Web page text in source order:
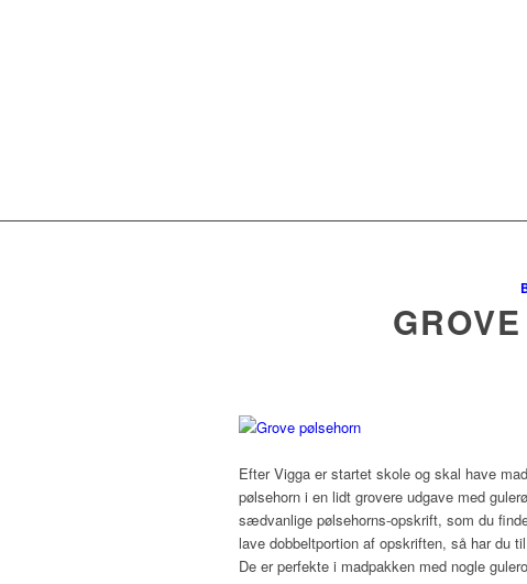
Efter Vigga er startet skole og skal have
pølsehorn i en lidt grovere udgave med
sædvanlige pølsehorns-opskrift, som du
lave dobbeltportion af opskriften, så har du
De er perfekte i madpakken med nogle